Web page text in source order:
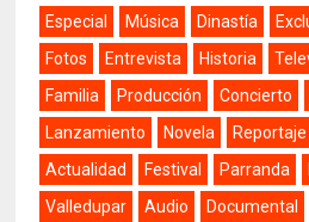
Especial
Música Dinastía
Fotos
Entrevista Historia
Familia
Producción Concierto
Lanzamiento
Novela Reportaje
Actualidad
Festival Parranda
Valledupar
Audio Documental